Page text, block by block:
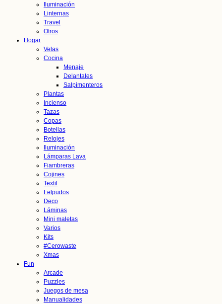
Iluminación
Linternas
Travel
Otros
Hogar
Velas
Cocina
Menaje
Delantales
Salpimenteros
Plantas
Incienso
Tazas
Copas
Botellas
Relojes
Iluminación
Lámparas Lava
Fiambreras
Cojines
Textil
Felpudos
Deco
Láminas
Mini maletas
Varios
Kits
#Cerowaste
Xmas
Fun
Arcade
Puzzles
Juegos de mesa
Manualidades